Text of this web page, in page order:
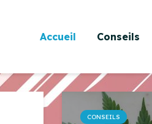
Accueil Conseils
CONSEILS